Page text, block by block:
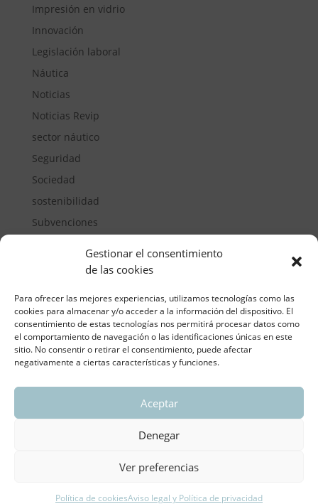
Gestionar el consentimiento
de las cookies
Para ofrecer las mejores experiencias, utilizamos tecnologías como las
cookies para almacenar y/o acceder a la información del dispositivo. El
consentimiento de estas tecnologías nos permitirá procesar datos como
el comportamiento de navegación o las identificaciones únicas en este
sitio. No consentir o retirar el consentimiento, puede afectar
negativamente a ciertas características y funciones.
Aceptar
Denegar
Ver preferencias
Política de cookiesAviso legal y Política de privacidad
Impresión en vidrio
Innovación
Legislación laboral
Náutica
Noticias
Noticias Revip
sector náutico
Seguridad
Sociedad
sostenibilidad
Subvenciones
ASOCIACIÓN REGIONAL VALENCIANA DE
Aviso legal y política de privacidad